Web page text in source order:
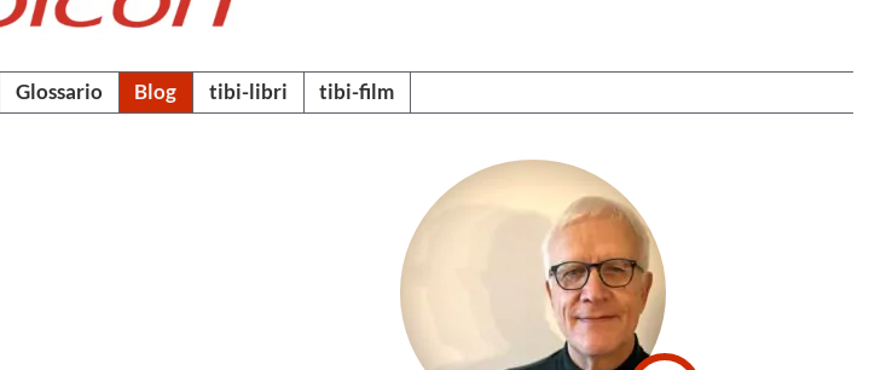
Glossario Blog tibi-libri tibi-film